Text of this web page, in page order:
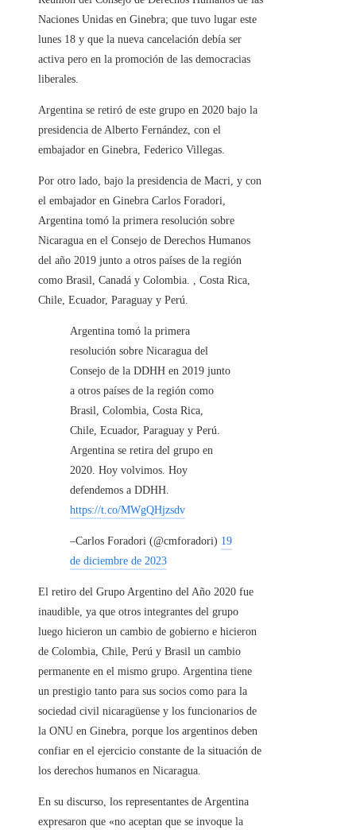
Naciones Unidas en Ginebra; que tuvo lugar este
lunes 18 y que la nueva cancelación debía ser
activa pero en la promoción de las democracias
liberales.
Argentina se retiró de este grupo en 2020 bajo la
presidencia de Alberto Fernández, con el
embajador en Ginebra, Federico Villegas.
Por otro lado, bajo la presidencia de Macri, y con
el embajador en Ginebra Carlos Foradori,
Argentina tomó la primera resolución sobre
Nicaragua en el Consejo de Derechos Humanos
del año 2019 junto a otros países de la región
como Brasil, Canadá y Colombia. , Costa Rica,
Chile, Ecuador, Paraguay y Perú.
Argentina tomó la primera
resolución sobre Nicaragua del
Consejo de la DDHH en 2019 junto
a otros países de la región como
Brasil, Colombia, Costa Rica,
Chile, Ecuador, Paraguay y Perú.
Argentina se retira del grupo en
2020. Hoy volvimos. Hoy
defendemos a DDHH.
https://t.co/MWgQHjzsdv
–Carlos Foradori (@cmforadori) 19
de diciembre de 2023
El retiro del Grupo Argentino del Año 2020 fue
inaudible, ya que otros integrantes del grupo
luego hicieron un cambio de gobierno e hicieron
de Colombia, Chile, Perú y Brasil un cambio
permanente en el mismo grupo. Argentina tiene
un prestigio tanto para sus socios como para la
sociedad civil nicaragüense y los funcionarios de
la ONU en Ginebra, porque los argentinos deben
confiar en el ejercicio constante de la situación de
los derechos humanos en Nicaragua.
En su discurso, los representantes de Argentina
expresaron que «no aceptan que se invoque la